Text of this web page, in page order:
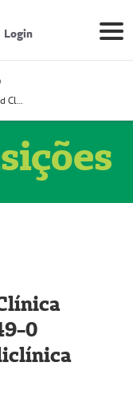
Login
Prestador: Vipmed Clínica Geral Ltda, 51004349-0 (Nome Fantasia: Policlínica Master)
0